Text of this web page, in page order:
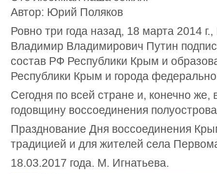
Автор: Юрий Поляков
Ровно три года назад, 18 марта 2014
Владимир Владимирович Путин
состав РФ Республики Крым и
Республики Крым и города
Сегодня по всей стране и, конечно
годовщину воссоединения
Празднование Дня воссоединения
традицией и для жителей села
18.03.2017 года. М. Игнатьева.